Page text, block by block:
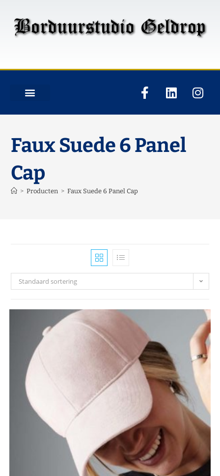
Faux Suede 6 Panel
Cap
> Producten > Faux Suede 6 Panel Cap
Standaard sortering